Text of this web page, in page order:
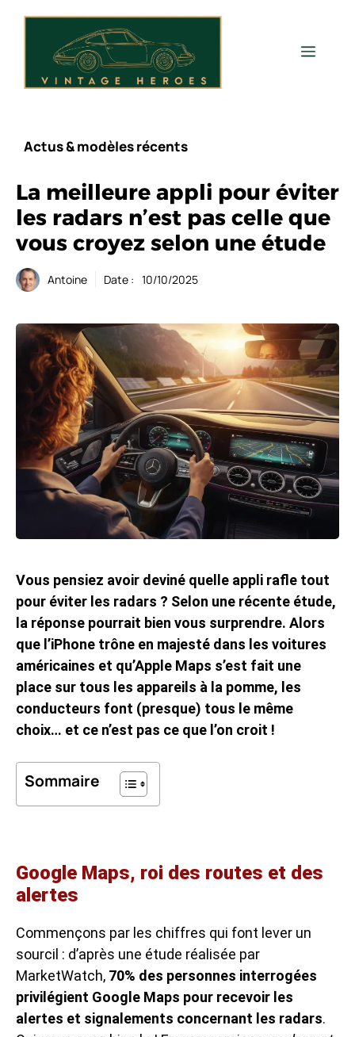
Menu
Actus & modèles récents
La meilleure appli pour éviter
les radars n’est pas celle que
vous croyez selon une étude
Antoine Date : 10/10/2025
Vous pensiez avoir deviné quelle appli rafle tout
pour éviter les radars ? Selon une récente étude,
la réponse pourrait bien vous surprendre. Alors
que l’iPhone trône en majesté dans les voitures
américaines et qu’Apple Maps s’est fait une
place sur tous les appareils à la pomme, les
conducteurs font (presque) tous le même
choix… et ce n’est pas ce que l’on croit !
Sommaire
Google Maps, roi des routes et des
alertes
Commençons par les chiffres qui font lever un
sourcil : d’après une étude réalisée par
MarketWatch, 70% des personnes interrogées
privilégient Google Maps pour recevoir les
alertes et signalements concernant les radars.